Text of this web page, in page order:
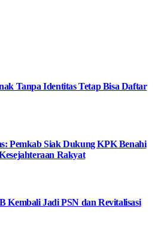
Tanpa Identitas Tetap Bisa Daftar
Pemkab Siak Dukung KPK Benahi
Rakyat
Kembali Jadi PSN dan Revitalisasi